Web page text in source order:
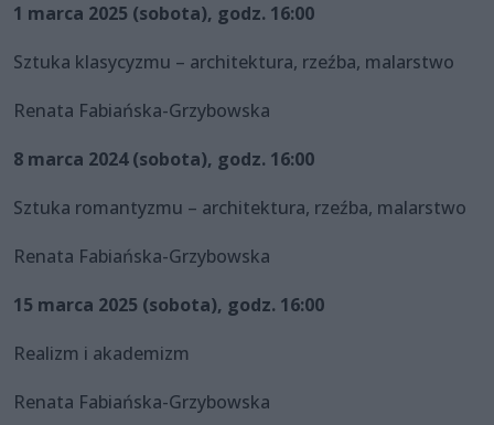
1 marca 2025 (sobota), godz. 16:00
Sztuka klasycyzmu – architektura, rzeźba, malarstwo
Renata Fabiańska-Grzybowska
8 marca 2024 (sobota), godz. 16:00
Sztuka romantyzmu – architektura, rzeźba, malarstwo
Renata Fabiańska-Grzybowska
15 marca 2025 (sobota), godz. 16:00
Realizm i akademizm
Renata Fabiańska-Grzybowska